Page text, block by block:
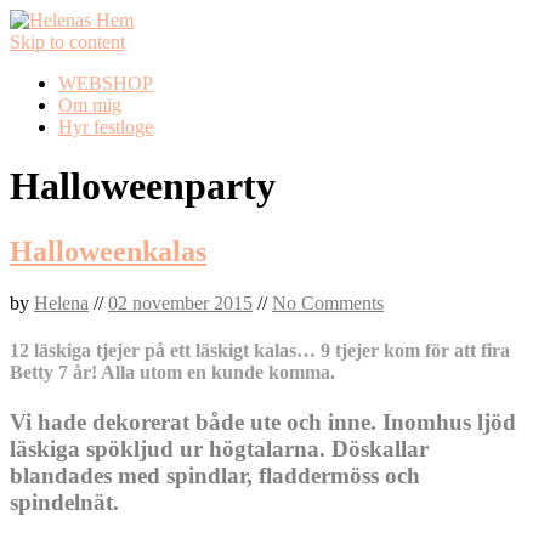
Skip to content
WEBSHOP
Om mig
Hyr festloge
Halloweenparty
Halloweenkalas
by Helena //02 november 2015 //No Comments
12 läskiga tjejer på ett läskigt kalas… 9 tjejer kom för att fira
Betty 7 år! Alla utom en kunde komma.
Vi hade dekorerat både ute och inne. Inomhus ljöd
läskiga spökljud ur högtalarna. Döskallar
blandades med spindlar, fladdermöss och
spindelnät.